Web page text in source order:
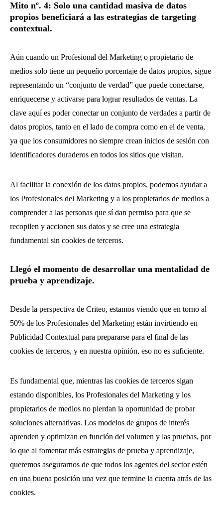
Mito nº. 4: Solo una cantidad masiva de datos
propios beneficiará a las estrategias de targeting
contextual.
Aún cuando un Profesional del Marketing o propietario de
medios solo tiene un pequeño porcentaje de datos propios, sigue
representando un “conjunto de verdad” que puede conectarse,
enriquecerse y activarse para lograr resultados de ventas. La
clave aquí es poder conectar un conjunto de verdades a partir de
datos propios, tanto en el lado de compra como en el de venta,
ya que los consumidores no siempre crean inicios de sesión con
identificadores duraderos en todos los sitios que visitan.
Al facilitar la conexión de los datos propios, podemos ayudar a
los Profesionales del Marketing y a los propietarios de medios a
comprender a las personas que sí dan permiso para que se
recopilen y accionen sus datos y se cree una estrategia
fundamental sin cookies de terceros.
Llegó el momento de desarrollar una mentalidad de
prueba y aprendizaje.
Desde la perspectiva de Criteo, estamos viendo que en torno al
50% de los Profesionales del Marketing están invirtiendo en
Publicidad Contextual para prepararse para el final de las
cookies de terceros, y en nuestra opinión, eso no es suficiente.
Es fundamental que, mientras las cookies de terceros sigan
estando disponibles, los Profesionales del Marketing y los
propietarios de medios no pierdan la oportunidad de probar
soluciones alternativas. Los modelos de grupos de interés
aprenden y optimizan en función del volumen y las pruebas, por
lo que al fomentar más estrategias de prueba y aprendizaje,
queremos asegurarnos de que todos los agentes del sector estén
en una buena posición una vez que termine la cuenta atrás de las
cookies.